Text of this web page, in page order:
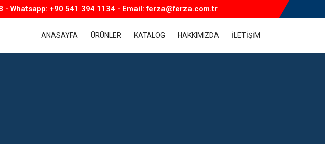
- Whatsapp: +90 541 394 1134 - Email: ferza@ferza.com.tr
ANASAYFA ÜRÜNLER KATALOG HAKKIMIZDA İLETİŞİM